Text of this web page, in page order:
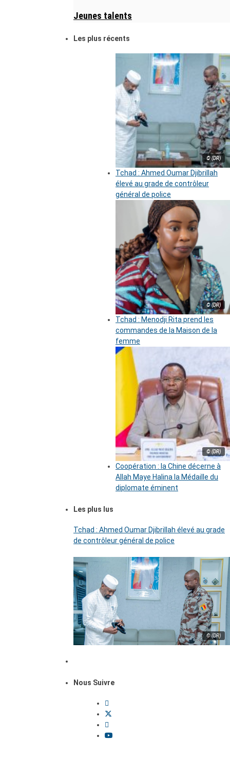
Jeunes talents
Les plus récents
© (DR)
Tchad : Ahmed Oumar Djibrillah
élevé au grade de contrôleur
général de police
© (DR)
Tchad : Menodji Rita prend les
commandes de la Maison de la
femme
© (DR)
Coopération : la Chine décerne à
Allah Maye Halina la Médaille du
diplomate éminent
Les plus lus
Tchad : Ahmed Oumar Djibrillah élevé au grade
de contrôleur général de police
© (DR)
Nous Suivre